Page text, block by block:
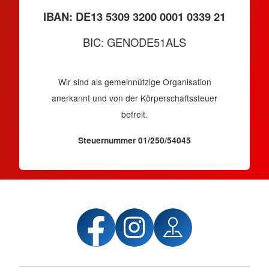
IBAN: DE13 5309 3200 0001 0339 21
BIC: GENODE51ALS
Wir sind als gemeinnützige Organisation
anerkannt und von der Körperschaftssteuer
befreit.
Steuernummer 01/250/54045